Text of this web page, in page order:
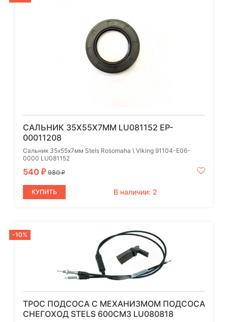
САЛЬНИК 35Х55Х7ММ LU081152 EP-
00011208
Сальник 35х55х7мм Stels Rosomaha \ Viking 91104-E06-
0000 LU081152
540 ₽ 980₽
КУПИТЬ В наличии: 2
-10%
ТРОС ПОДСОСА С МЕХАНИЗМОМ ПОДСОСА
СНЕГОХОД STELS 600СМ3 LU080818